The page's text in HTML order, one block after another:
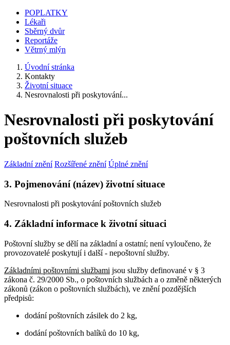
POPLATKY
Lékaři
Sběrný dvůr
Reportáže
Větrný mlýn
Úvodní stránka
Kontakty
Životní situace
Nesrovnalosti při poskytování...
Nesrovnalosti při poskytování
poštovních služeb
Základní znění Rozšířené znění Úplné znění
3. Pojmenování (název) životní situace
Nesrovnalosti při poskytování poštovních služeb
4. Základní informace k životní situaci
Poštovní služby se dělí na základní a ostatní; není vyloučeno, že
provozovatelé poskytují i další - nepoštovní služby.
Základními poštovními službami jsou služby definované v § 3
zákona č. 29/2000 Sb., o poštovních službách a o změně některých
zákonů (zákon o poštovních službách), ve znění pozdějších
předpisů:
dodání poštovních zásilek do 2 kg,
dodání poštovních balíků do 10 kg,